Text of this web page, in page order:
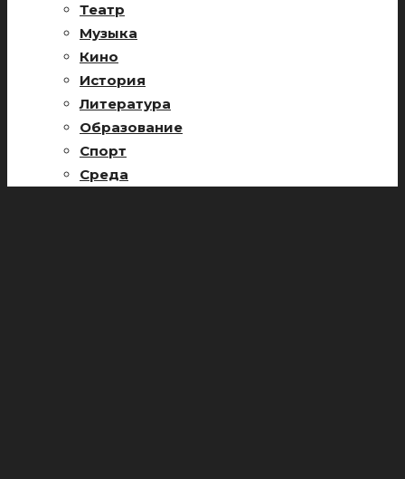
Театр
Музыка
Кино
История
Литература
Образование
Спорт
Среда